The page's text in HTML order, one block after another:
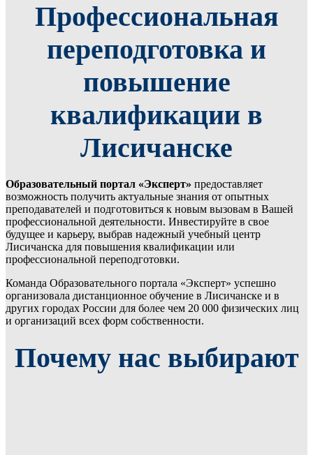
Профессиональная
переподготовка и
повышение
квалификации в
Лисичанске
Образовательный портал «Эксперт» предоставляет
возможность получить актуальные знания от опытных
преподавателей и подготовиться к новым вызовам в Вашей
профессиональной деятельности. Инвестируйте в свое
будущее и карьеру, выбрав надежный учебный центр
Лисичанска для повышения квалификации или
профессиональной переподготовки.
Команда Образовательного портала «Эксперт» успешно
организовала дистанционное обучение в Лисичанске и в
других городах России для более чем 20 000 физических лиц
и организаций всех форм собственности.
Почему нас выбирают